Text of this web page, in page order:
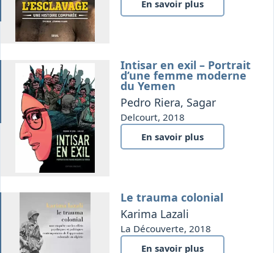
En savoir plus
Intisar en exil – Portrait
d’une femme moderne
du Yemen
Pedro Riera, Sagar
Delcourt, 2018
En savoir plus
Le trauma colonial
Karima Lazali
La Découverte, 2018
En savoir plus